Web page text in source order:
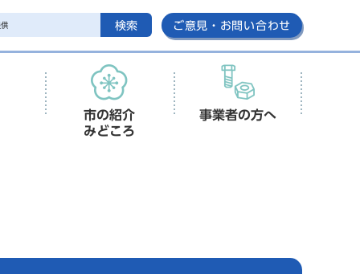
検索 ご意見・お問い合わせ
市の紹介
みどころ
事業者の方へ